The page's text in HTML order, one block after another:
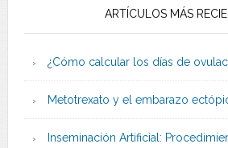
ARTÍCULOS MÁS
¿Cómo calcular los días de
Metotrexato y el embarazo
Inseminación Artificial: